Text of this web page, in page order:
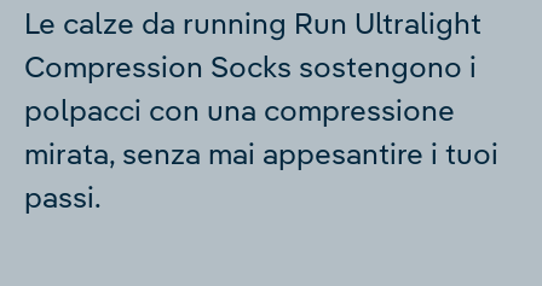
Le calze da running Run Ultralight
Compression Socks sostengono i
polpacci con una compressione
mirata, senza mai appesantire i tuoi
passi.